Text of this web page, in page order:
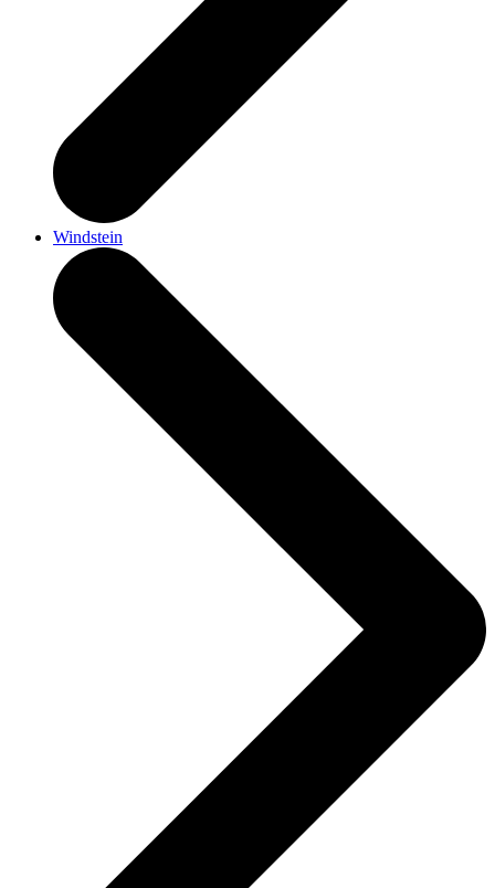
Windstein